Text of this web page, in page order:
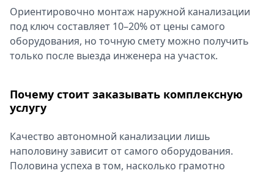
Ориентировочно монтаж наружной канализации
под ключ составляет 10–20% от цены самого
оборудования, но точную смету можно получить
только после выезда инженера на участок.
Почему стоит заказывать комплексную
услугу
Качество автономной канализации лишь
наполовину зависит от самого оборудования.
Половина успеха в том, насколько грамотно